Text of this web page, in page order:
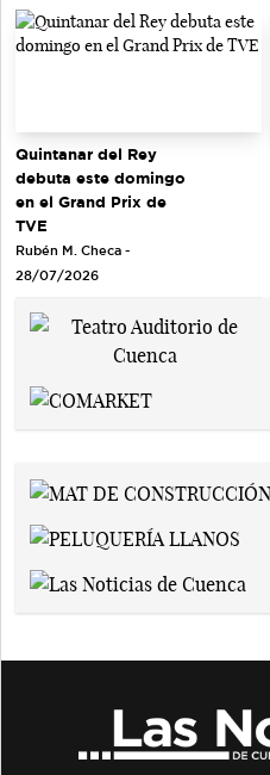
Quintanar del Rey
debuta este domingo
en el Grand Prix de
TVE
Rubén M. Checa -
28/07/2026